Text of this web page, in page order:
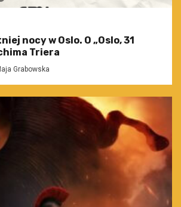
nocy w Oslo. O „Oslo, 31
Triera
Grabowska